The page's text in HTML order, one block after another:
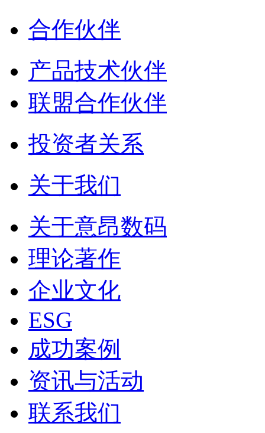
合作伙伴
产品技术伙伴
联盟合作伙伴
投资者关系
关于我们
关于意昂数码
理论著作
企业文化
ESG
成功案例
资讯与活动
联系我们